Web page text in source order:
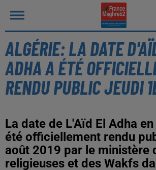
ALGÉRIE: LA DATE
ADHA A ÉTÉ
RENDU PUBLIC JEUDI
La date de L'Aïd El Adha
été officiellement rendu
août 2019 par le ministère
religieuses et des Wakfs